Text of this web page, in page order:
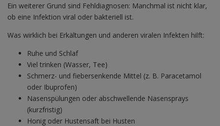
Ein weiterer Grund sind Fehldiagnosen: Manchmal ist nicht klar,
ob eine Infektion viral oder bakteriell ist.
Was wirklich bei Erkältungen und anderen viralen Infekten hilft:
Ruhe und Schlaf
Viel trinken (Wasser, Tee)
Schmerz- und fiebersenkende Mittel (z. B. Paracetamol
oder Ibuprofen)
Nasenspülungen oder abschwellende Nasensprays
(kurzfristig)
Honig oder Hustensaft bei Husten